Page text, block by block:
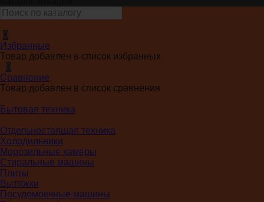
0
Избранные
Товар добавлен в список избранных
0
Сравнение
Товар добавлен в список сравнения
Бытовая техника
Отдельностоящая техника
Холодильники
Морозильные камеры
Стиральные машины
Плиты
Вытяжки
Посудомоечные машины